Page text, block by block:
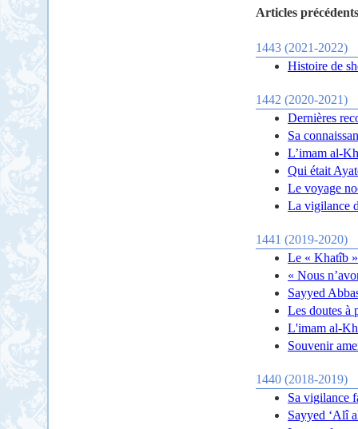
Articles
1443 (2021-2022)
Histoire de
1442 (2020-2021)
Dernières
Sa
L’imam al-
Qui était
Le voyage
La vigilance
1441 (2019-2020)
Le « Khatîb
« Nous
Sayyed
Les doutes à
L'imam al-
Souvenir
1440 (2018-2019)
Sa vigilance
Sayyed ‘Alî